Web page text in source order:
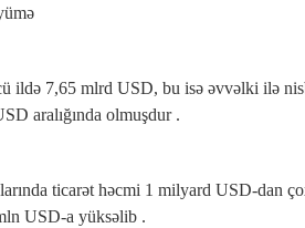
ildə 7,65 mlrd USD, bu isə əvvəlki ilə
aralığında olmuşdur .
ticarət həcmi 1 milyard USD‑dan
USD‑a yüksəlib .